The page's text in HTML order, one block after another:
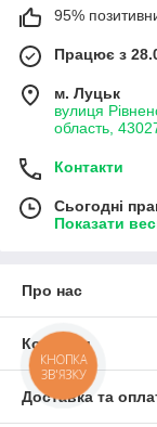
95%
Працює з
м. Луцьк
вулиця
область,
Контакти
Сьогодні
Показати
Про нас
Контакти
Доставка та
КНОПКА
ЗВ'ЯЗКУ